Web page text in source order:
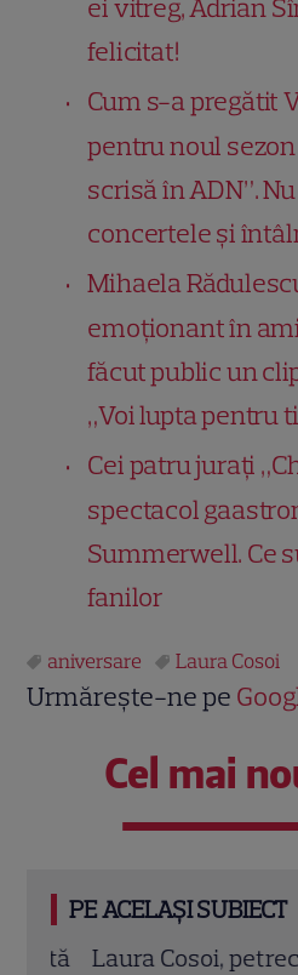
ei vitreg, Adrian
felicitat!
Cum s-a pregătit
pentru noul
scrisă în ADN”.
concertele și
Mihaela
emoționant în
făcut public un
„Voi lupta pentru
Cei patru jurați
spectacol
Summerwell. Ce
fanilor
aniversare Laura Cosoi
Urmărește-ne pe
Cel mai
PE ACELAȘI SUBIECT
Laura Cosoi,